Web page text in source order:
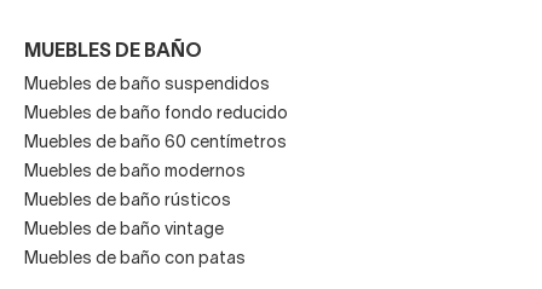
MUEBLES DE BAÑO
Muebles de baño suspendidos
Muebles de baño fondo reducido
Muebles de baño 60 centímetros
Muebles de baño modernos
Muebles de baño rústicos
Muebles de baño vintage
Muebles de baño con patas